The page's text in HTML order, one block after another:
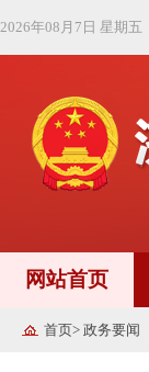
2026年08月7日 星期五
网站首页
首页> 政务要闻